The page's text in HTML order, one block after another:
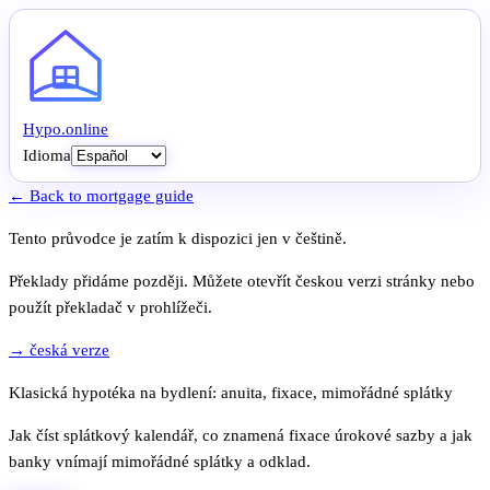
Hypo.online
Idioma
← Back to mortgage guide
Tento průvodce je zatím k dispozici jen v češtině.
Překlady přidáme později. Můžete otevřít českou verzi stránky nebo
použít překladač v prohlížeči.
→ česká verze
Klasická hypotéka na bydlení: anuita, fixace, mimořádné splátky
Jak číst splátkový kalendář, co znamená fixace úrokové sazby a jak
banky vnímají mimořádné splátky a odklad.